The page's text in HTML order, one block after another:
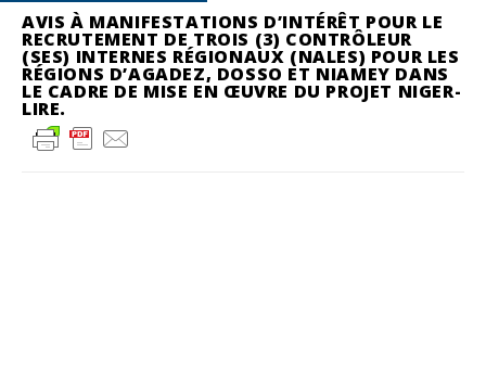
AVIS À MANIFESTATIONS D’INTÉRÊT POUR LE
RECRUTEMENT DE TROIS (3) CONTRÔLEUR
(SES) INTERNES RÉGIONAUX (NALES) POUR LES
RÉGIONS D’AGADEZ, DOSSO ET NIAMEY DANS
LE CADRE DE MISE EN ŒUVRE DU PROJET NIGER-
LIRE.